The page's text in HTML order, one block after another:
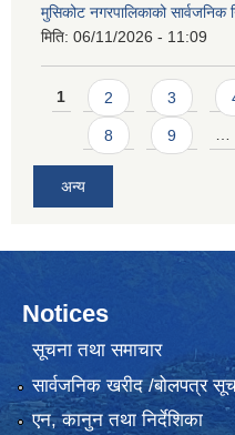
मुसिकोट नगरपालिकाको
मिति: 06/11/2026 - 11:09
Pages
1 2 3
8 9 …
अन्य
Notices
सूचना तथा समाचार
सार्वजनिक खरीद /बोलपत्र
एन, कानुन तथा निर्देशिका